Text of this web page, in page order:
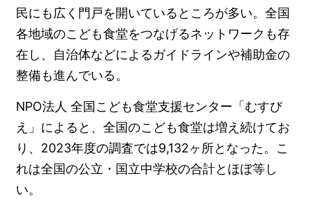
民にも広く門戸を開いているところが多い。全国
各地域のこども食堂をつなげるネットワークも存
在し、自治体などによるガイドラインや補助金の
整備も進んでいる。
NPO法人 全国こども食堂支援センター「むすび
え」によると、全国のこども食堂は増え続けてお
り、2023年度の調査では9,132ヶ所となった。こ
れは全国の公立・国立中学校の合計とほぼ等し
い。